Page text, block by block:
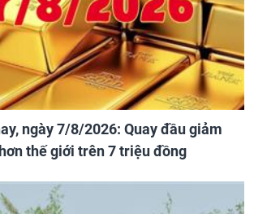
ngày 7/8/2026: Quay đầu giảm
thế giới trên 7 triệu đồng